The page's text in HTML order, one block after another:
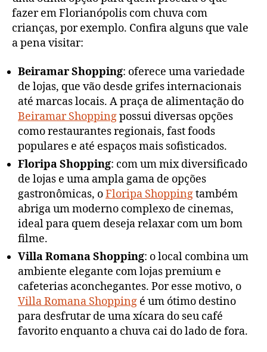
fazer em Florianópolis com chuva com
crianças, por exemplo. Confira alguns que vale
a pena visitar:
Beiramar Shopping: oferece uma variedade
de lojas, que vão desde grifes internacionais
até marcas locais. A praça de alimentação do
Beiramar Shoppingpossui diversas opções
como restaurantes regionais, fast foods
populares e até espaços mais sofisticados.
Floripa Shopping: com um mix diversificado
de lojas e uma ampla gama de opções
gastronômicas, oFloripa Shoppingtambém
abriga um moderno complexo de cinemas,
ideal para quem deseja relaxar com um bom
filme.
Villa Romana Shopping: o local combina um
ambiente elegante com lojas premium e
cafeterias aconchegantes. Por esse motivo, o
Villa Romana Shopping é um ótimo destino
para desfrutar de uma xícara do seu café
favorito enquanto a chuva cai do lado de fora.